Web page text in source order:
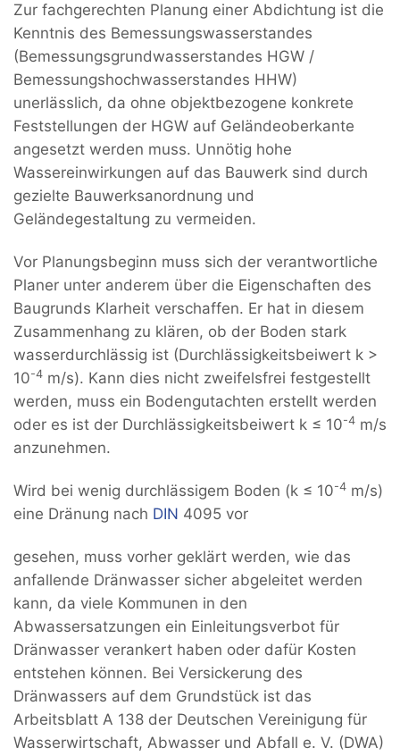
Zur fachgerechten Planung einer Abdichtung ist die
Kenntnis des Bemessungswasserstandes
(Bemessungsgrundwasserstandes HGW /
Bemessungshochwasserstandes HHW)
unerlässlich, da ohne objektbezogene konkrete
Feststellungen der HGW auf Geländeoberkante
angesetzt werden muss. Unnötig hohe
Wassereinwirkungen auf das Bauwerk sind durch
gezielte Bauwerksanordnung und
Geländegestaltung zu vermeiden.
Vor Planungsbeginn muss sich der verantwortliche
Planer unter anderem über die Eigenschaften des
Baugrunds Klarheit verschaffen. Er hat in diesem
Zusammenhang zu klären, ob der Boden stark
wasserdurchlässig ist (Durchlässigkeitsbeiwert k >
10-4 m/s). Kann dies nicht zweifelsfrei festgestellt
werden, muss ein Bodengutachten erstellt werden
oder es ist der Durchlässigkeitsbeiwert k ≤ 10-4 m/s
anzunehmen.
Wird bei wenig durchlässigem Boden (k ≤ 10-4 m/s)
eine Dränung nach DIN 4095 vor
gesehen, muss vorher geklärt werden, wie das
anfallende Dränwasser sicher abgeleitet werden
kann, da viele Kommunen in den
Abwassersatzungen ein Einleitungsverbot für
Dränwasser verankert haben oder dafür Kosten
entstehen können. Bei Versickerung des
Dränwassers auf dem Grundstück ist das
Arbeitsblatt A 138 der Deutschen Vereinigung für
Wasserwirtschaft, Abwasser und Abfall e. V. (DWA)